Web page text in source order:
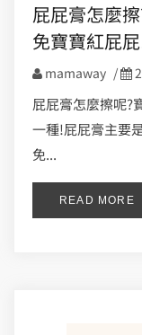
屁屁膏怎麼
免寶寶紅屁
mamaway /
屁屁膏怎麼擦呢?
一種!屁屁膏主要
免...
READ MORE